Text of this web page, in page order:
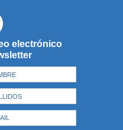
electrónico